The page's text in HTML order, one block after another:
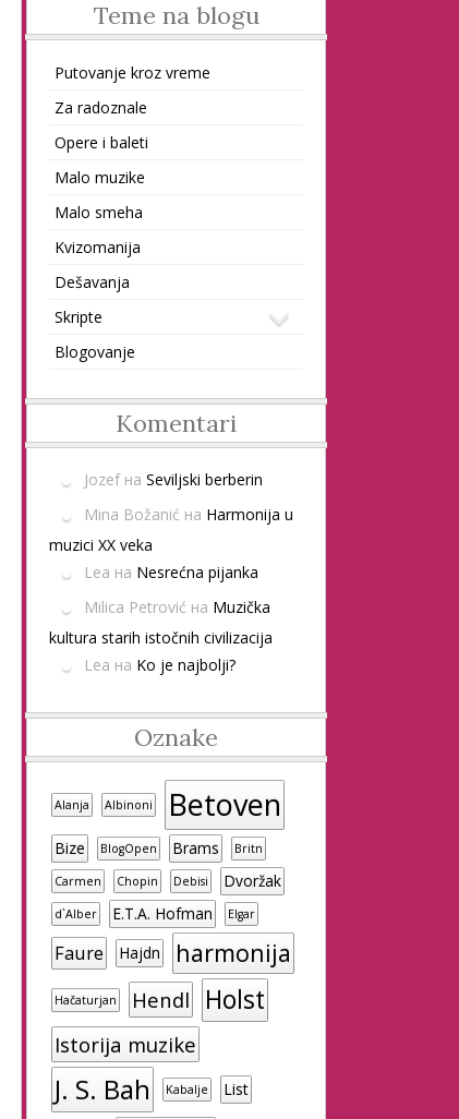
Teme na blogu
Putovanje kroz vreme
Za radoznale
Opere i baleti
Malo muzike
Malo smeha
Kvizomanija
Dešavanja
Skripte
Blogovanje
Komentari
Jozefна Seviljski berberin
Mina Božanić на Harmonija u
muzici XX veka
Lea на Nesrećna pijanka
Milica Petrović на Muzička
kultura starih istočnih civilizacija
Lea на Ko je najbolji?
Oznake
Alanja Albinoni Betoven
Bize BlogOpen Brams Britn
Carmen Chopin Debisi Dvoržak
d`Alber E.T.A. Hofman Elgar
Faure Hajdn harmonija
Hačaturjan Hendl Holst
Istorija muzike
J. S. Bah Kabalje List